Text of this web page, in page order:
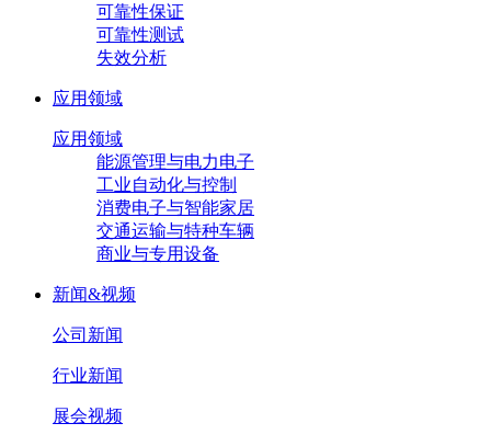
可靠性保证
可靠性测试
失效分析
应用领域
应用领域
能源管理与电力电子
工业自动化与控制
消费电子与智能家居
交通运输与特种车辆
商业与专用设备
新闻&视频
公司新闻
行业新闻
展会视频